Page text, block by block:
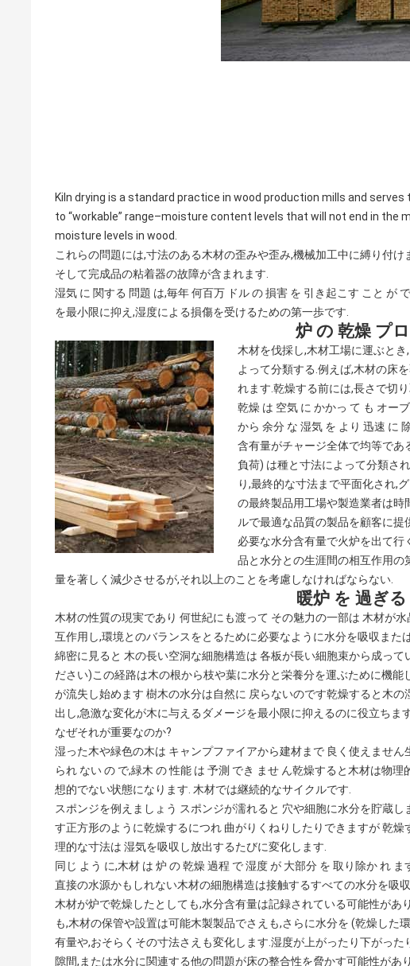
Kiln drying is a standard practice in wood production mills and
to “workable” range–moisture content levels that will not end in the
moisture levels in wood.
これらの問題には,寸法のある木材の歪みや歪み,機械加工中に縛り付
そして完成品の粘着器の故障が含まれます.
湿気 に 関する 問題 は,毎年 何百万 ドル の 損害 を 引き起こす こと が
を最小限に抑え,湿度による損傷を受けるための第一歩です.
炉 の 乾燥 プ
木材を伐採し,木材工場に運ぶと
よって分類する.例えば,木材の床
れます.乾燥する前には,長さで切
乾燥 は 空気 に かかっ て も オー
から 余分 な 湿気 を より 迅速 に
含有量がチャージ全体で均等であ
負荷) は種と寸法によって分類さ
り,最終的な寸法まで平面化され,
の最終製品用工場や製造業者は時
ルで最適な品質の製品を顧客に
必要な水分含有量で火炉を出て
品と水分との生涯間の相互作用
量を著しく減少させるが,それ以上のことを考慮しなければならない.
暖炉 を 過ぎる
木材の性質の現実であり 何世紀にも渡って その魅力の一部は 木材が
互作用し,環境とのバランスをとるために必要なように水分を吸収また
綿密に見ると 木の長い空洞な細胞構造は 各板が長い細胞束から成っ
ださい)この経路は木の根から枝や葉に水分と栄養分を運ぶために機
が流失し始めます 樹木の水分は自然に 戻らないのです乾燥すると木
出し,急激な変化が木に与えるダメージを最小限に抑えるのに役立ちま
なぜそれが重要なのか?
湿った木や緑色の木は キャンプファイアから建材まで 良く使えません
られ ない の で,緑木 の 性能 は 予測 でき ませ ん乾燥すると木材は物
想的でない状態になります. 木材では継続的なサイクルです.
スポンジを例えましょう スポンジが濡れると 穴や細胞に水分を貯蔵
す正方形のように乾燥するにつれ 曲がりくねりしたりできますが 乾
理的な寸法は 湿気を吸収し放出するたびに変化します.
同じ よう に,木材 は 炉 の 乾燥 過程 で 湿度 が 大部分 を 取り除か れ
直接の水源かもしれない木材の細胞構造は接触するすべての水分を吸
木材が炉で乾燥したとしても,水分含有量は記録されている可能性があ
も,木材の保管や設置は可能木製製品でさえも,さらに水分を (乾燥した
有量や,おそらくその寸法さえも変化します.湿度が上がったり下がっ
隙間,または水分に関連する他の問題が床の整合性を脅かす可能性が